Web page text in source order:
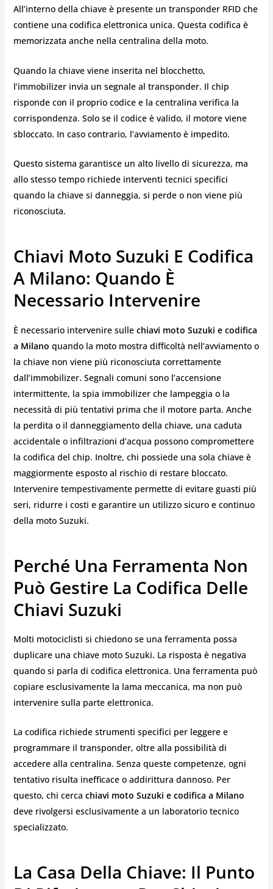
All’interno della chiave è presente un transponder RFID che
contiene una codifica elettronica unica. Questa codifica è
memorizzata anche nella centralina della moto.
Quando la chiave viene inserita nel blocchetto,
l’immobilizer invia un segnale al transponder. Il chip
risponde con il proprio codice e la centralina verifica la
corrispondenza. Solo se il codice è valido, il motore viene
sbloccato. In caso contrario, l’avviamento è impedito.
Questo sistema garantisce un alto livello di sicurezza, ma
allo stesso tempo richiede interventi tecnici specifici
quando la chiave si danneggia, si perde o non viene più
riconosciuta.
Chiavi Moto Suzuki E Codifica
A Milano: Quando È
Necessario Intervenire
È necessario intervenire sulle chiavi moto Suzuki e codifica
a Milano quando la moto mostra difficoltà nell’avviamento o
la chiave non viene più riconosciuta correttamente
dall’immobilizer. Segnali comuni sono l’accensione
intermittente, la spia immobilizer che lampeggia o la
necessità di più tentativi prima che il motore parta. Anche
la perdita o il danneggiamento della chiave, una caduta
accidentale o infiltrazioni d’acqua possono compromettere
la codifica del chip. Inoltre, chi possiede una sola chiave è
maggiormente esposto al rischio di restare bloccato.
Intervenire tempestivamente permette di evitare guasti più
seri, ridurre i costi e garantire un utilizzo sicuro e continuo
della moto Suzuki.
Perché Una Ferramenta Non
Può Gestire La Codifica Delle
Chiavi Suzuki
Molti motociclisti si chiedono se una ferramenta possa
duplicare una chiave moto Suzuki. La risposta è negativa
quando si parla di codifica elettronica. Una ferramenta può
copiare esclusivamente la lama meccanica, ma non può
intervenire sulla parte elettronica.
La codifica richiede strumenti specifici per leggere e
programmare il transponder, oltre alla possibilità di
accedere alla centralina. Senza queste competenze, ogni
tentativo risulta inefficace o addirittura dannoso. Per
questo, chi cerca chiavi moto Suzuki e codifica a Milano
deve rivolgersi esclusivamente a un laboratorio tecnico
specializzato.
La Casa Della Chiave: Il Punto